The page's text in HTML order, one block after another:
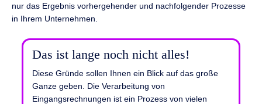
nur das Ergebnis vorhergehender und nachfolgender Prozesse
in Ihrem Unternehmen.
Das ist lange noch nicht alles!
Diese Gründe sollen Ihnen ein Blick auf das große
Ganze geben. Die Verarbeitung von
Eingangsrechnungen ist ein Prozess von vielen